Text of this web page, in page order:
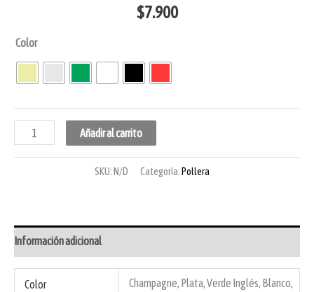
$7.900
Color
Añadir al carrito
SKU: N/D Categoría: Pollera
Información adicional
Color
Champagne, Plata, Verde Inglés, Blanco,